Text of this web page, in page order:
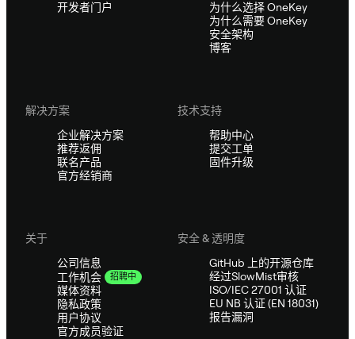
开发者门户
为什么选择 OneKey
为什么需要 OneKey
安全架构
博客
解决方案
企业解决方案
推荐返佣
联名产品
官方经销商
技术支持
帮助中心
提交工单
固件升级
关于
公司信息
工作机会
招聘中
媒体资料
隐私政策
用户协议
官方成员验证
安全 & 透明度
GitHub 上的开源仓库
经过SlowMist审核
ISO/IEC 27001 认证
EU NB 认证 (EN 18031)
报告漏洞